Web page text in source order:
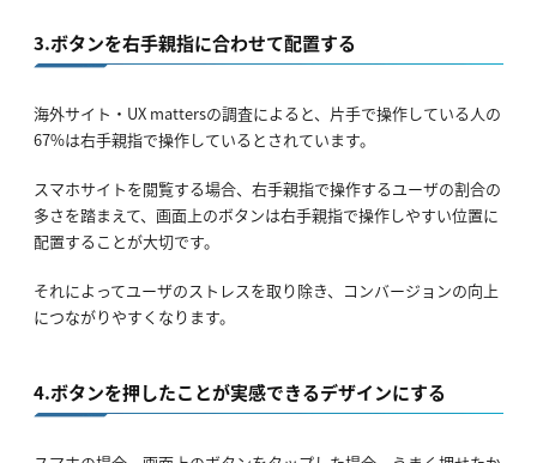
3.ボタンを右手親指に合わせて配置する
海外サイト・UX mattersの調査によると、片手で操作している人の
67%は右手親指で操作しているとされています。
スマホサイトを閲覧する場合、右手親指で操作するユーザの割合の
多さを踏まえて、画面上のボタンは右手親指で操作しやすい位置に
配置することが大切です。
それによってユーザのストレスを取り除き、コンバージョンの向上
につながりやすくなります。
4.ボタンを押したことが実感できるデザインにする